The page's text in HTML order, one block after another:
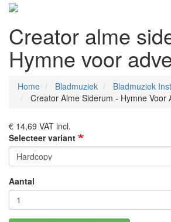
Creator alme
Hymne voor
Home Bladmuziek
Bladmuziek
Creator Alme Siderum - Hymne Voor
€ 14,69 VAT incl.
Selecteer variant
Aantal